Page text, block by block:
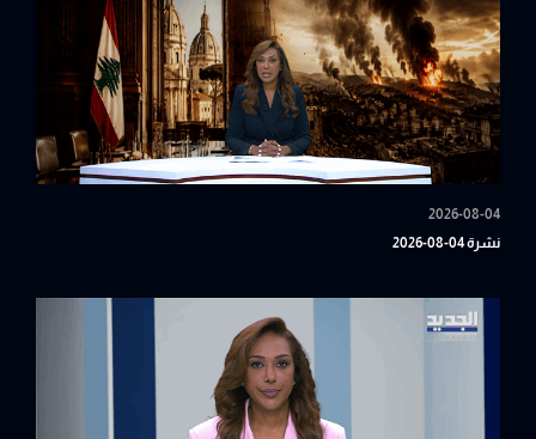
2026-08-04
نشرة 04-08-2026